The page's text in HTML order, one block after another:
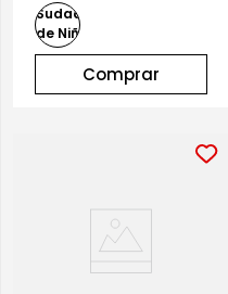
Comprar